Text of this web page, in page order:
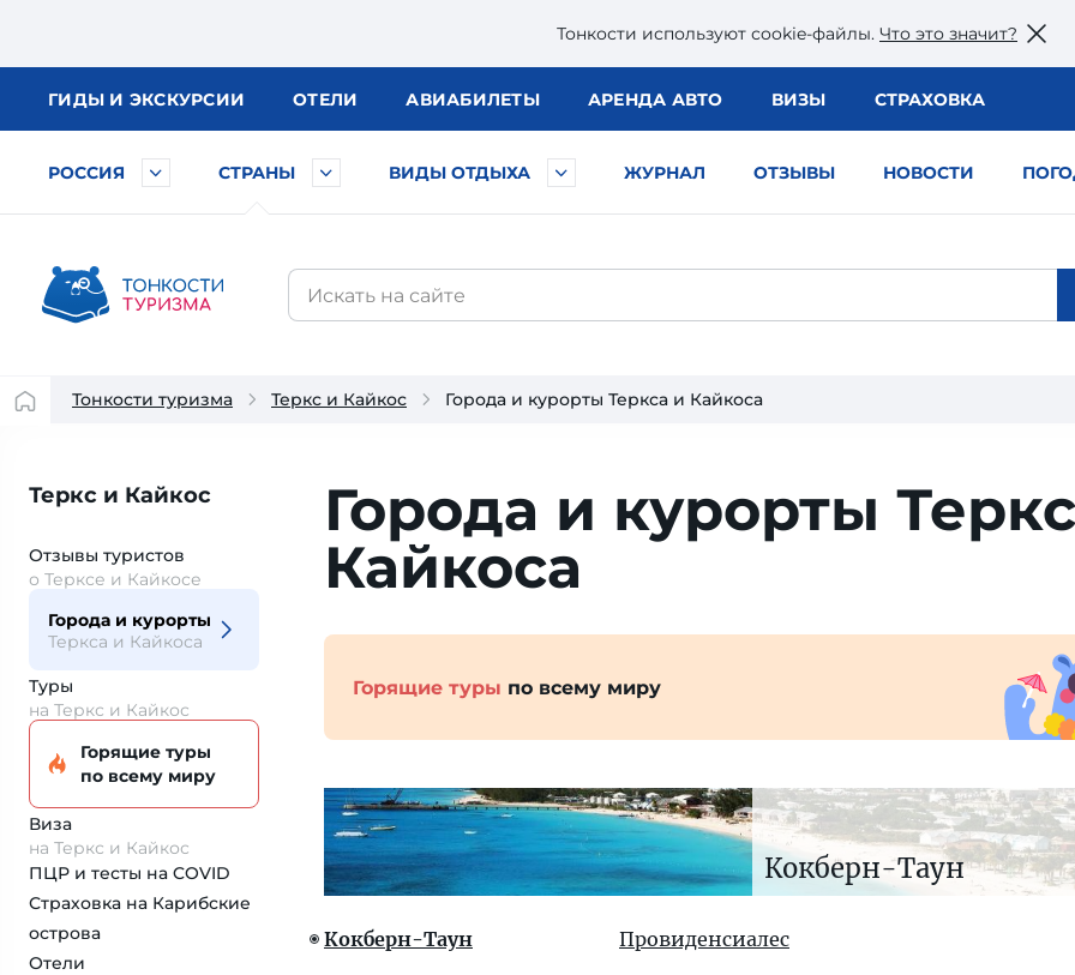
Тонкости используют сookie-файлы. Что это значит?
ГИДЫ И ЭКСКУРСИИ ОТЕЛИ АВИАБИЛЕТЫ АРЕНДА АВТО ВИЗЫ СТРАХОВКА
РОССИЯ СТРАНЫ ВИДЫ ОТДЫХА ЖУРНАЛ ОТЗЫВЫ НОВОСТИ
Тонкости туризма Теркс и Кайкос Города и курорты Теркса и Кайкоса
Теркс и Кайкос
Отзывы туристов
о Терксе и Кайкосе
Города и курорты
Теркса и Кайкоса
Туры
на Теркс и Кайкос
Горящие туры
по всему миру
Виза
на Теркс и Кайкос
ПЦР и тесты на COVID
Страховка на Карибские
острова
Отели
Города и курорты
Кайкоса
Горящие туры по всему миру
Кокберн-Таун
Кокберн-Таун Провиденсиалес